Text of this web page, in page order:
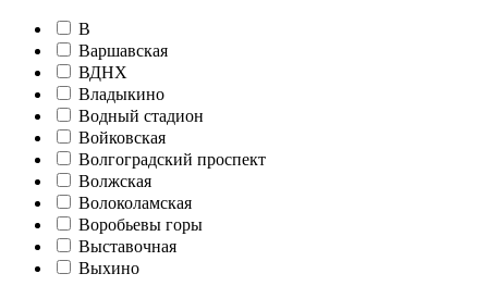
В
Варшавская
ВДНХ
Владыкино
Водный стадион
Войковская
Волгоградский проспект
Волжская
Волоколамская
Воробьевы горы
Выставочная
Выхино